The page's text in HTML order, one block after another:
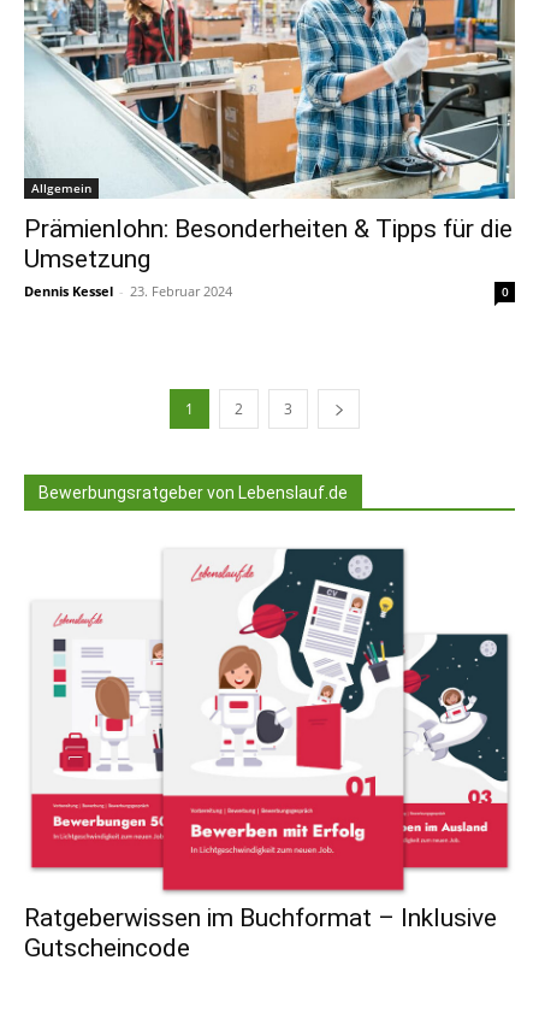
Allgemein
Prämienlohn: Besonderheiten & Tipps für die
Umsetzung
Dennis Kessel - 23. Februar 2024 0
1 2 3
Bewerbungsratgeber von Lebenslauf.de
Ratgeberwissen im Buchformat – Inklusive
Gutscheincode